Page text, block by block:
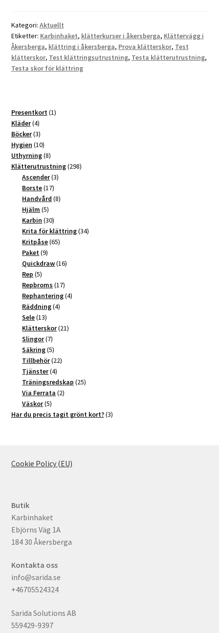
Kategori: Aktuellt
Etiketter: Karbinhaket, klätterkurser i åkersberga, Klättervägg i
Åkersberga, klättring i åkersberga, Prova klätterskor, Test
klätterskor, Test klättringsutrustning, Testa klätterutrustning,
Testa skor för klättring
Presentkort 11
Kläder 44
produkter
Böcker 33
produkter
Hygien 1010
produkter
Uthyrning 88
produkter
Klätterutrustning 298298
Ascender 33
Borste 1717
produkter
Handvård 88
Hjälm 55
produkter
Karbin 3030
produkter
Krita för klättring 3434
Kritpåse 6565
Paket 99
produkter
Quickdraw 1616
Rep 55
produkter
Repbroms 1717
produkter
Rephantering 44
Räddning 44
Sele 1313
produkter
Klätterskor 2121
Slingor 77
produkter
Säkring 55
produkter
Tillbehör 2222
Tjänster 44
produkter
Träningsredskap 2525
Via Ferrata 22
Väskor 55
produkter
Har du precis tagit grönt kort? 33
Cookie Policy (EU)
Butik
Karbinhaket
Ebjörns Väg 1A
184 30 Åkersberga
Kontakta oss
info@sarida.se
+46705524324
Sarida Solutions AB
559429-9397